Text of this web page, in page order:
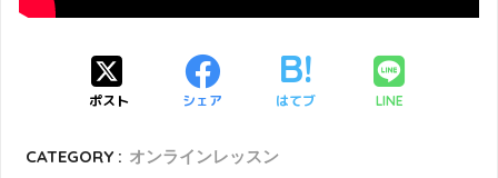
ポスト シェア はてブ LINE
CATEGORY : オンラインレッスン